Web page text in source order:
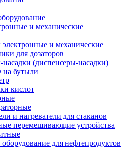
и механические
электронные и механические
для дозаторов
насадки (диспенсеры-насадки)
бутыли
кислот
и нагреватели для стаканов
перемешивающие устройства
для нефтепродуктов